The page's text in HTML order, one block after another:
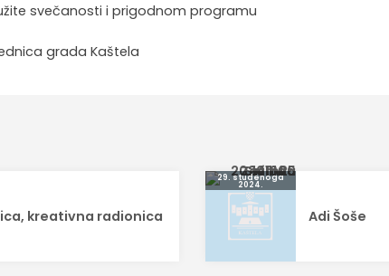
svečanosti i prigodnom programu
grada Kaštela
kreativna radionica
29. studenoga
2024.
Adi Šoše